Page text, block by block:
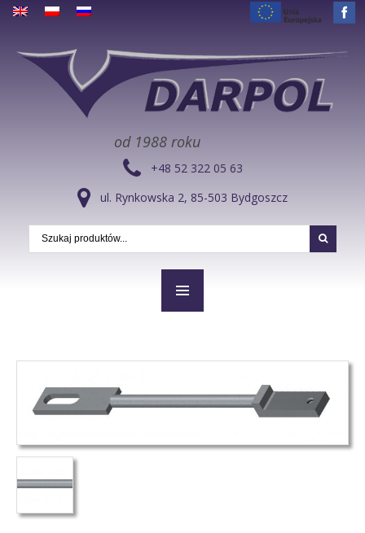
od 1988 roku
+48 52 322 05 63
ul. Rynkowska 2, 85-503 Bydgoszcz